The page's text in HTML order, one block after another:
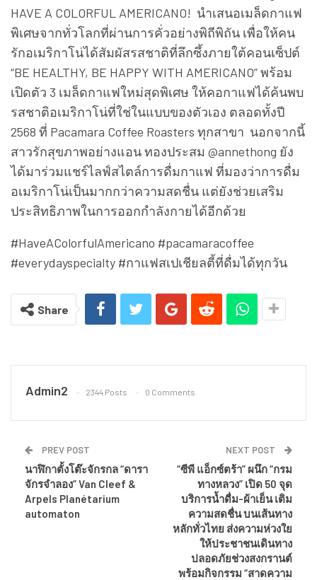
HAVE A COLORFUL AMERICANO! นำเสนอเมล็ดกาแฟ
พิเศษจากทั่วโลกที่ผ่านการคั่วอย่างพิถีพิถัน เพื่อให้คน
รักอเมริกาโน่ได้สัมผัสรสชาติที่ลึกซึ้งภายใต้คอนเซ็ปต์
“BE HEALTHY, BE HAPPY WITH AMERICANO” พร้อม
เปิดตัว 3 เมล็ดกาแฟใหม่สุดพิเศษ ให้คอกาแฟได้ค้นพบ
รสชาติอเมริกาโน่ที่ใช่ในแบบของตัวเอง ตลอดทั้งปี
2568 ที่ Pacamara Coffee Roasters ทุกสาขา นอกจากนี้
สาวรักสุขภาพอย่างแอน ทองประสม @annethong ยัง
ได้มาร่วมแชร์ไลฟ์สไตล์การดื่มกาแฟ ที่มองว่าการดื่ม
อเมริกาโน่เป็นมากกว่าความสดชื่น แต่ยังช่วยเสริม
ประสิทธิภาพในการออกกำลังกายได้อีกด้วย
#HaveAColorfulAmericano #pacamaracoffee
#everydayspecialty #กาแฟสเปเชียลตี้ที่ดื่มได้ทุกวัน
Share
Admin2 2344 Posts 0 Comments
PREV POST
นาฬิกาตั้งโต๊ะจักรกล “ดารา
จักรจำลอง” Van Cleef &
Arpels Planétarium
automaton
NEXT POST
“ซีพี แอ็กซ์ตร้า” ผนึก “กรม
ทางหลวง” เปิด 50 จุด
บริการน้ำดื่ม-ผ้าเย็น เติม
ความสดชื่น บนเส้นทาง
หลักทั่วไทย ส่งความห่วงใย
ให้ประชาชนเดินทาง
ปลอดภัยช่วงสงกรานต์
พร้อมกิจกรรม “สาดความ